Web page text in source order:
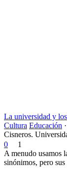
La universidad y
Cultura Educación ·
Cisneros.
0
1
A menudo usamos
sinónimos, pero